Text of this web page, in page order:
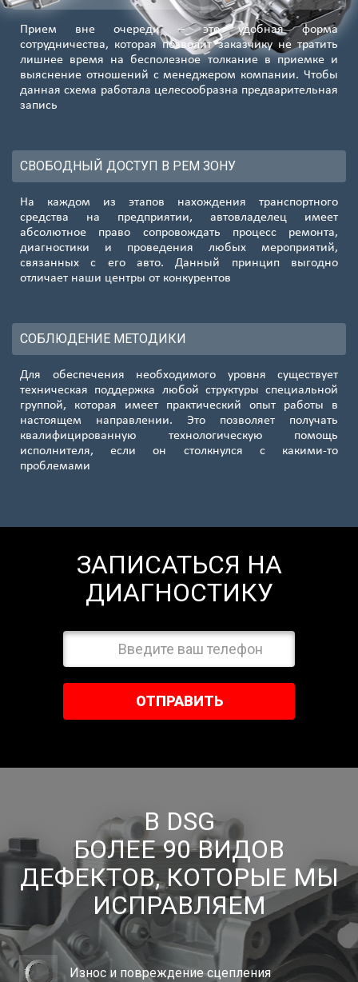
Прием вне очереди – это удобная форма
сотрудничества, которая позволит заказчику не тратить
лишнее время на бесполезное толкание в приемке и
выяснение отношений с менеджером компании. Чтобы
данная схема работала целесообразна предварительная
запись
СВОБОДНЫЙ ДОСТУП В РЕМ ЗОНУ
На каждом из этапов нахождения транспортного
средства на предприятии, автовладелец имеет
абсолютное право сопровождать процесс ремонта,
диагностики и проведения любых мероприятий,
связанных с его авто. Данный принцип выгодно
отличает наши центры от конкурентов
СОБЛЮДЕНИЕ МЕТОДИКИ
Для обеспечения необходимого уровня существует
техническая поддержка любой структуры специальной
группой, которая имеет практический опыт работы в
настоящем направлении. Это позволяет получать
квалифицированную технологическую помощь
исполнителя, если он столкнулся с какими-то
проблемами
ЗАПИСАТЬСЯ НА
ДИАГНОСТИКУ
ОТПРАВИТЬ
В DSG
БОЛЕЕ 90 ВИДОВ
ДЕФЕКТОВ, КОТОРЫЕ МЫ
ИСПРАВЛЯЕМ
Износ и повреждение сцепления